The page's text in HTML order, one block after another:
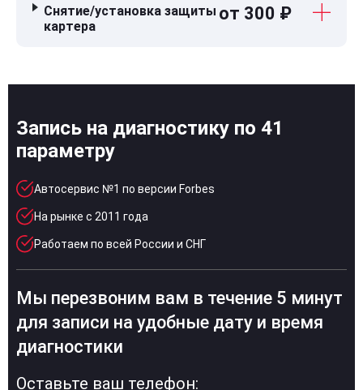
Снятие/установка защиты
картера
от 300 ₽
Запись на диагностику по 41
параметру
Автосервис №1 по версии Forbes
На рынке с 2011 года
Работаем по всей России и СНГ
Мы перезвоним вам в течение 5 минут
для записи на удобные дату и время
диагностики
Оставьте ваш телефон: